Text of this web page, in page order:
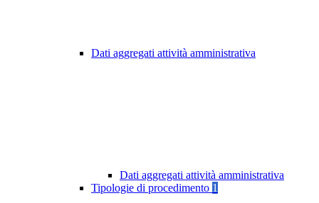
Dati aggregati attività amministrativa
Dati aggregati attività amministrativa
Tipologie di procedimento 1